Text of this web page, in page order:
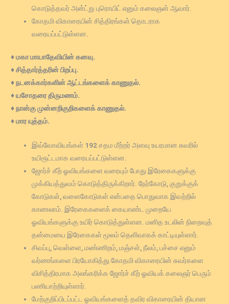
கொடுத்தவர் அன்ட்று புரொயிட் எனும் கலைஞன் ஆவார்.
கோதமி விகாரையின் சித்திரங்கள் தொடராக
வரையப்பட்டுள்ளன.
♦ மகா மாயாதேவியின் கனவு.
♦ சித்தார்த்தரின் பிறப்பு.
♦ நடனக்கார்களின் ஆட்டங்களைக் காணுதல்.
♦ யசோதரை திருமணம்.
♦ நான்கு முன்னறிகுறிகளைக் காணுதல்.
♦ மார யுத்தம்.
இவ்வோவியங்கள் 192 சதம மீற்றர் அளவு உயரமான சுவரில்
உயிரூட்டமாக வரையப்பட்டுள்ளன.
ஜோர்ச் கீற் ஓவியங்களை வரையும் போது இரேகைகளுக்கு
முக்கியத்துவம் கொடுத்திருக்கிறார். நேர்கோடு, குறுக்குக்
கோடுகள், வளைகோடுகள் என்பதை பொதுவாக இவற்றில்
காணலாம். இரேகைகளைக் கையாண்ட முறையே
ஓவியங்களுக்கு உயிர் கொடுத்துள்ளன. மனித உடலின் நிறைவுத்
தன்மையை இரேகைகள் மூலம் தெளிவாகக் காட்டியுள்ளார்.
சிவப்பு, வெள்ளை, மண்ணிறம், மஞ்சள், நீலம், பச்சை எனும்
வர்ணங்களை பிரயோகித்து கோதமி விகாரையின் சுவர்களை
விசித்திரமாக அலங்கரிக்க ஜோர்ச் கீற் ஓவியக் கலைஞர் பெரும்
பணியாற்றியுள்ளார்.
மேற்குறிப்பிடப்பட்ட ஓவியங்களைத் தவிர விகாரையின் தியான